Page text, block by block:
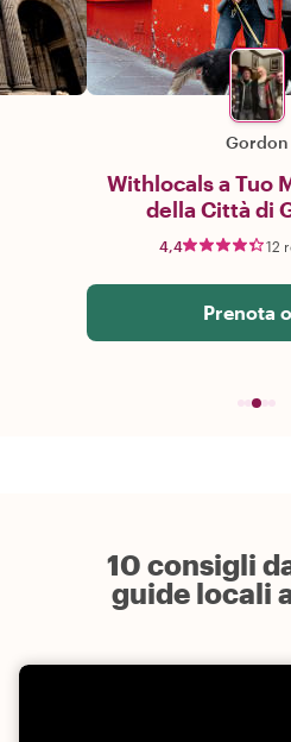
Gordon
Withlocals a Tuo
della Città di
4,4 12
Prenota
10 consigli
guide locali